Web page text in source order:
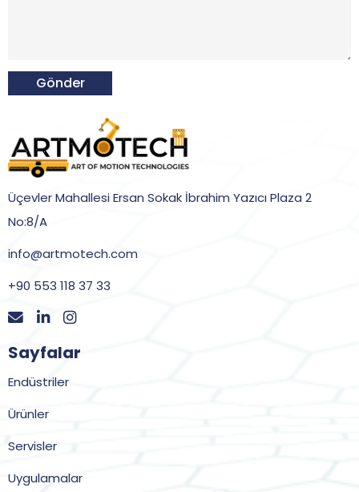
Gönder
Üçevler Mahallesi Ersan Sokak İbrahim Yazıcı Plaza 2
No:8/A
info@artmotech.com
+90 553 118 37 33
Sayfalar
Endüstriler
Ürünler
Servisler
Uygulamalar